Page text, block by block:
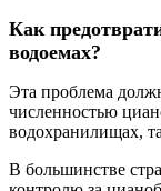
Как
водоемах?
Эта проблема
численностью
водохранилищах,
В большинстве